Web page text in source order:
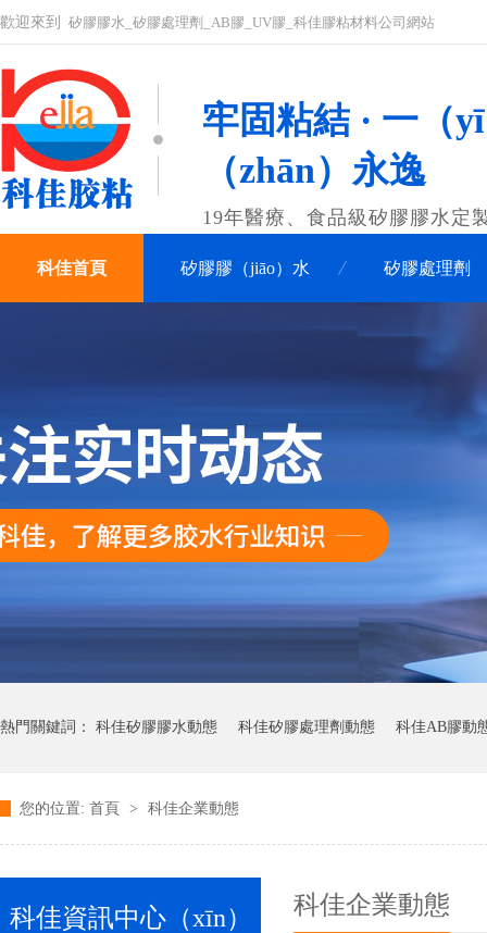
歡迎來到 矽膠膠水_矽膠處理劑_AB膠_UV膠_科佳膠粘材料公司網站
牢固粘結 · 一（
（zhān）永逸
19年醫療、食品級矽膠膠水定
科佳首頁 矽膠膠（jiāo）水 矽膠處理劑
熱門關鍵詞： 科佳矽膠膠水動態 科佳矽膠處理劑動態 科佳AB膠動
科佳快幹膠動態
您的位置: 首頁 > 科佳企業動態
科佳資訊中心（xīn） 科佳企業動態